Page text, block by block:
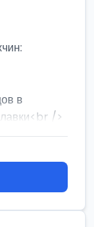
в
/>